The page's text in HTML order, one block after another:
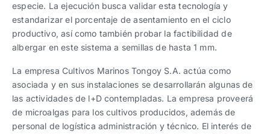
especie. La ejecución busca validar esta tecnología y
estandarizar el porcentaje de asentamiento en el ciclo
productivo, así como también probar la factibilidad de
albergar en este sistema a semillas de hasta 1 mm.
La empresa Cultivos Marinos Tongoy S.A. actúa como
asociada y en sus instalaciones se desarrollarán algunas de
las actividades de l+D contempladas. La empresa proveerá
de microalgas para los cultivos producidos, además de
personal de logística administración y técnico. El interés de